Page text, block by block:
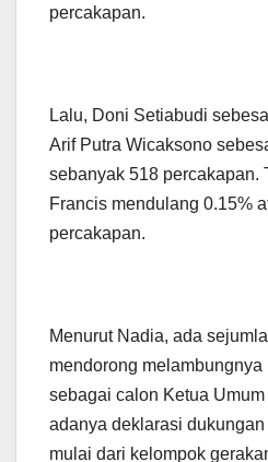
percakapan.
Lalu, Doni Setiabudi
Arif Putra Wicaksono
sebanyak 518 percakapan.
Francis mendulang 0.15%
percakapan.
Menurut Nadia, ada
mendorong
sebagai calon Ketua
adanya deklarasi
mulai dari kelompok